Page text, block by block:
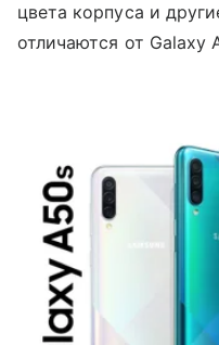
цвета корпуса и
отличаются от Galaxy